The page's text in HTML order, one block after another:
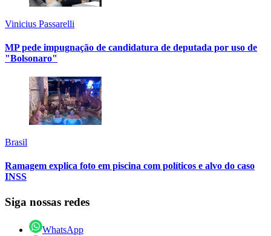
Vinicius Passarelli
MP pede impugnação de candidatura de deputada por uso de
"Bolsonaro"
Brasil
Ramagem explica foto em piscina com políticos e alvo do caso
INSS
Siga nossas redes
WhatsApp